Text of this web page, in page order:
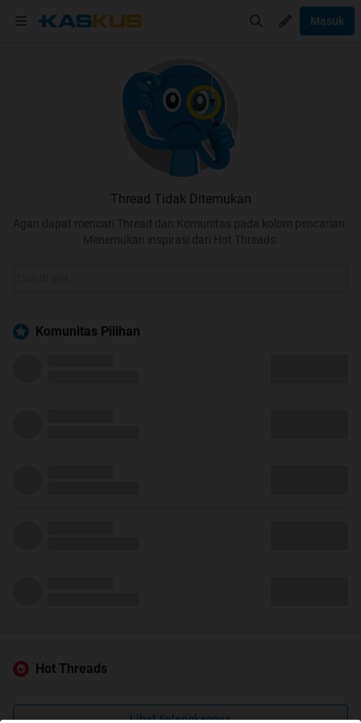
Masuk
Thread Tidak Ditemukan
Agan dapat mencari Thread dan Komunitas pada kolom pencarian.
Menemukan inspirasi dari Hot Threads.
Komunitas Pilihan
Hot Threads
Lihat Selengkapnya